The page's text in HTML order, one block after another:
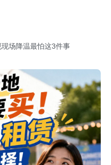
场降温最怕这3件事